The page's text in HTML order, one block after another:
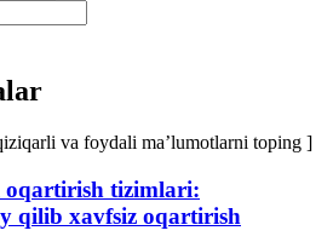
va foydali ma’lumotlarni toping ]
oqartirish tizimlari:
qilib xavfsiz oqartirish